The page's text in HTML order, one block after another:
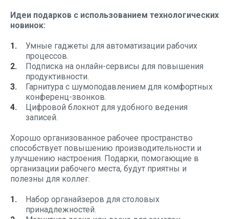
Идеи подарков с использованием технологических
новинок:
Умные гаджеты для автоматизации рабочих
процессов.
Подписка на онлайн-сервисы для повышения
продуктивности.
Гарнитура с шумоподавлением для комфортных
конференц-звонков.
Цифровой блокнот для удобного ведения
записей.
Хорошо организованное рабочее пространство
способствует повышению производительности и
улучшению настроения. Подарки, помогающие в
организации рабочего места, будут приятны и
полезны для коллег.
Набор органайзеров для столовых
принадлежностей.